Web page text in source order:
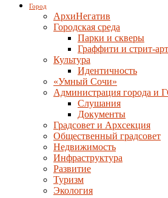
Город
АрхиНегатив
Городская среда
Парки и скверы
Граффити и стрит-арт
Культура
Идентичность
«Умный Сочи»
Администрация города и
Слушания
Документы
Градсовет и Архсекция
Общественный градсовет
Недвижимость
Инфраструктура
Развитие
Туризм
Экология